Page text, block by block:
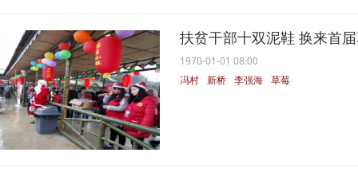
扶贫干部十双泥鞋 换来首
1970-01-01 08:00
冯村 新桥 李强海 草莓